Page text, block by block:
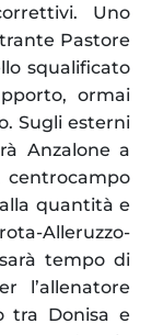
Uno
Pastore
squalificato
ormai
Sugli esterni
Anzalone a
centrocampo
quantità e
Alleruzzo-
tempo di
l’allenatore
tra Donisa e